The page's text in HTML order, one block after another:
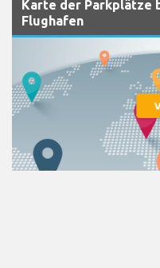
Karte der Parkplätze
Flughafen